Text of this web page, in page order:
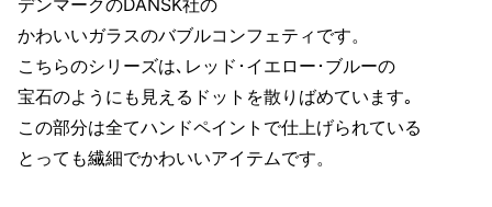
デンマークのDANSK社の
かわいいガラスのバブルコンフェティです。
こちらのシリーズは､レッド･イエロー･ブルーの
宝石のようにも見えるドットを散りばめています｡
この部分は全てハンドペイントで仕上げられている
とっても繊細でかわいいアイテムです。